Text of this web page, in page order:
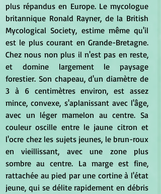
plus répandus en Europe. Le mycologue
britannique Ronald Rayner, de la British
Mycological Society, estime même qu'il
est le plus courant en Grande-Bretagne.
Chez nous non plus il n'est pas en reste,
et domine largement le paysage
forestier. Son chapeau, d'un diamètre de
3 à 6 centimètres environ, est assez
mince, convexe, s'aplanissant avec l'âge,
avec un léger mamelon au centre. Sa
couleur oscille entre le jaune citron et
l'ocre chez les sujets jeunes, le brun-roux
en vieillissant, avec une zone plus
sombre au centre. La marge est fine,
rattachée au pied par une cortine à l'état
jeune, qui se délite rapidement en débris